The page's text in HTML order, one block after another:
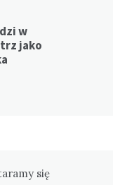
w
jako
się